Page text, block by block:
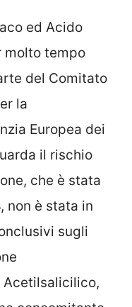
ed Acido
molto tempo
del Comitato
la
Europea dei
il rischio
che è stata
non è stata in
sugli
Acetilsalicilico,